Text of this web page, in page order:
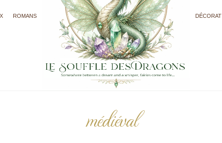
ROMANS
médiéval